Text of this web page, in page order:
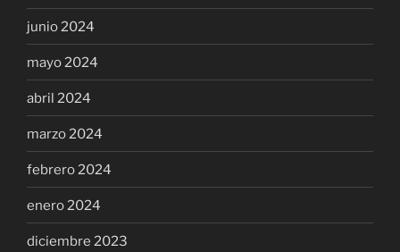
junio 2024
mayo 2024
abril 2024
marzo 2024
febrero 2024
enero 2024
diciembre 2023